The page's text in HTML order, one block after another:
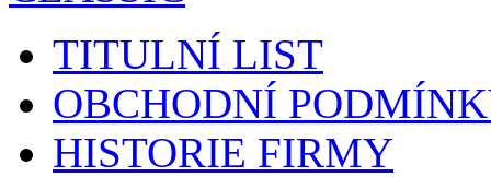
TITULNÍ LIST
OBCHODNÍ
HISTORIE FIRMY